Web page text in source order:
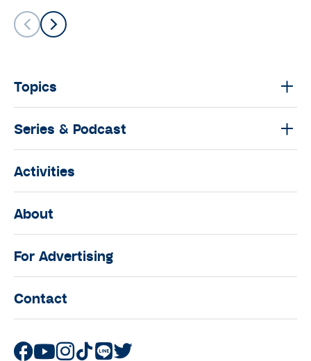
มนุษย์ต่างวัย Talk กับ ประสาน อิง
มนุษย์ต่างวัย Talk กับ ประสาน อิง
คนันท์ EP.6 : คุยกับ “ซุป” วิวัฒน์ วงศ์
ภัทรฐิติ ผู้ที่เชื่อมาตลอดว่า เด็กคือ
ทรัพยากรที่มีค่าที่สุดในประเทศ
คนันท์ EP.5 : คุยกับ ทนงศักดิ์ ศุภ
Topics
Series & Podcast
Activities
About
For Advertising
Contact